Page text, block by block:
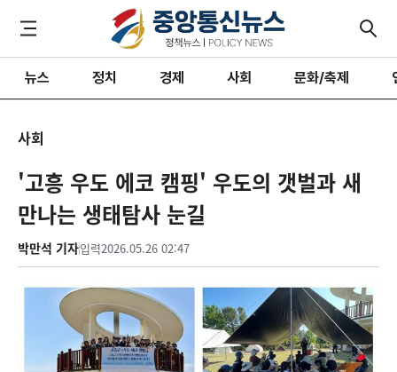
뉴스 정치 경제 사회 문화/축제
사회
'고흥 우도 에코 캠핑' 우도의 갯벌과 새
만나는 생태탐사 눈길
박만석 기자입력2026.05.26 02:47